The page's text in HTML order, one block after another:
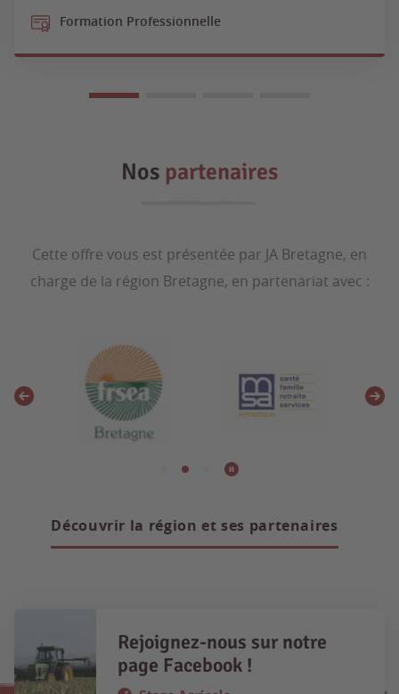
Formation Professionnelle
Nos partenaires
Cette offre vous est présentée par JA Bretagne, en
charge de la région Bretagne, en partenariat avec :
Découvrir la région et ses partenaires
Rejoignez-nous sur notre
page Facebook !